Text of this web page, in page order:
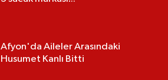
Afyon'da Aileler Arasındaki
Husumet Kanlı Bitti